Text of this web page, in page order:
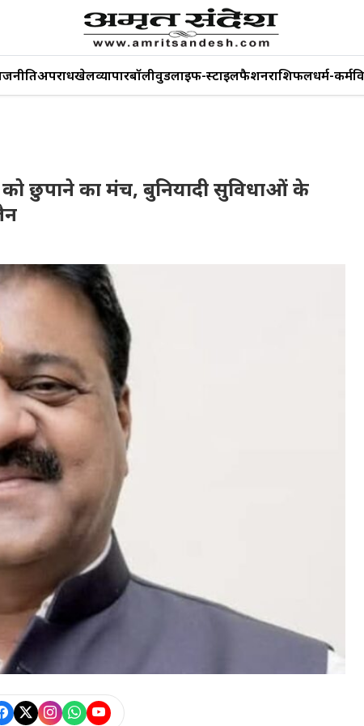
अपराधखेलव्यापारबॉलीवुडलाइफ-स्टाइलफैशनराशिफलधर्म-कर्म
को छुपाने का मंच, बुनियादी सुविधाओं के